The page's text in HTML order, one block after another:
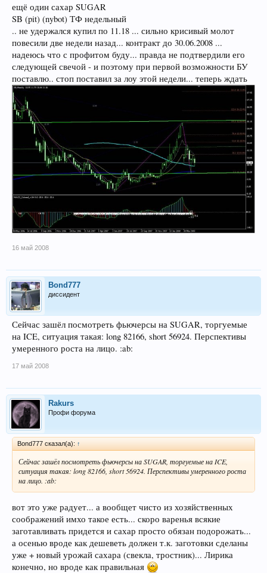
ещё один сахар SUGAR
SB (pit) (nybot) ТФ недельный
.. не удержался купил по 11.18 ... сильно крисивый молот
повесили две недели назад... контракт до 30.06.2008 ...
надеюсь что с профитом буду... правда не подтвердили его
следующей свечой - и поэтому при первой возможности БУ
поставлю.. стоп поставил за лоу этой недели... теперь ждать
16 май 2008
Bond777
диссидент
Сейчас зашёл посмотреть фьючерсы на SUGAR, торгуемые
на ICE, ситуация такая: long 82166, short 56924. Перспективы
умеренного роста на лицо. :ab:
17 май 2008
Rakurs
Профи форума
Bond777 сказал(а): ↑
Сейчас зашёл посмотреть фьючерсы на SUGAR, торгуемые на ICE,
ситуация такая: long 82166, short 56924. Перспективы умеренного роста
на лицо. :ab:
вот это уже радует... а вообщет чисто из хозяйственных
соображений имхо такое есть... скоро варенья всякие
заготавливать придется и сахар просто обязан подорожать...
а осенью вроде как дешеветь должен т.к. заготовки сделаны
уже + новый урожай сахара (свекла, тростник)... Лирика
конечно, но вроде как правильная